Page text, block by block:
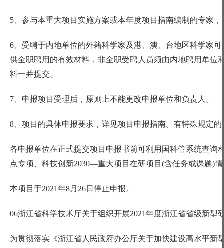
5、参与本重大项目实施方案或本年度项目指南编制的专家
6、受聘于内地单位的外籍科学家及港、澳、台地区科学家
供全职聘用的有效材料，非全职受聘人员须由内地聘用单
料一并提交。
7、申报项目受理后，原则上不能更改申报单位和负责人。
8、项目的具体申报要求，详见项目申报指南。有特殊规定
各申报单位在正式提交项目申报书前可利用国科管系统查
点专项、科技创新2030—重大项目在研项目(含任务或课题)
本项目于2021年8月26日停止申报。
06浙江省科学技术厅关于组织开展2021年度浙江省省级新型
为贯彻落实《浙江省人民政府办公厅关于加快建设高水平新